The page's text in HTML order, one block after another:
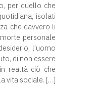
per quello che
isolati
che davvero li
personale
l’uomo
di non essere
realtà ciò che
vita sociale. […]